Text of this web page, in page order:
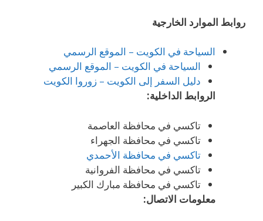
روابط الموارد الخارجية
السياحة في الكويت – الموقع الرسمي
السياحة في الكويت – الموقع الرسمي
دليل السفر إلى الكويت – زوروا الكويت
الروابط الداخلية:
تاكسي في محافظة العاصمة
تاكسي في محافظة الجهراء
تاكسي في محافظة الأحمدي
تاكسي في محافظة الفروانية
تاكسي في محافظة مبارك الكبير
معلومات الاتصال: